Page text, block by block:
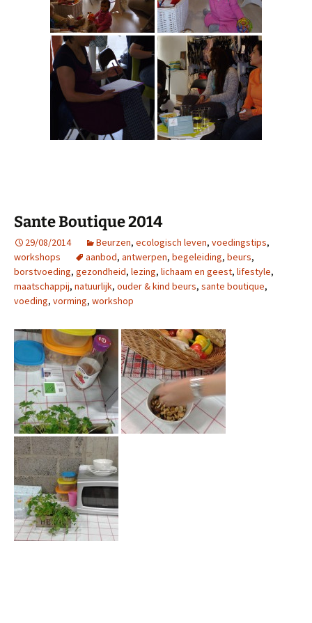
Sante Boutique 2014
29/08/2014 Beurzen, ecologisch leven, voedingstips,
workshops
aanbod, antwerpen, begeleiding, beurs,
borstvoeding, gezondheid, lezing, lichaam en geest, lifestyle,
maatschappij, natuurlijk, ouder & kind beurs, sante boutique,
voeding, vorming, workshop